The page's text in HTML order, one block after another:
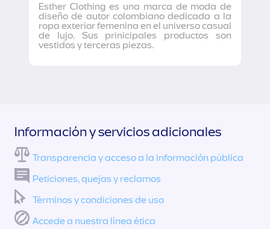
Esther Clothing es una marca de moda de
diseño de autor colombiano dedicada a la
ropa exterior femenina en el universo casual
de lujo. Sus prinicipales productos son
vestidos y terceras piezas.
Información y servicios adicionales
Transparencia y acceso a la información pública
Peticiones, quejas y reclamos
Términos y condiciones de uso
Accede a nuestra línea ética